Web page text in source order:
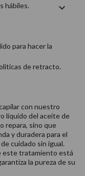
hábiles.
para hacer la
de retracto.
con nuestro
líquido del aceite de
repara, sino que
y duradera para el
cuidado sin igual.
este tratamiento está
la pureza de su